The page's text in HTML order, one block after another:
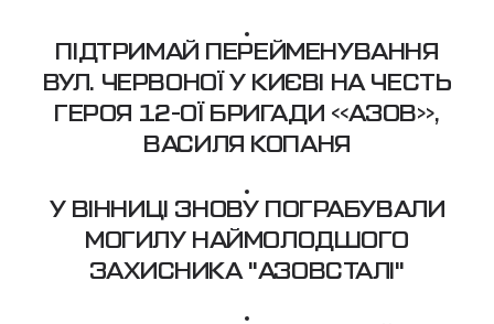
ПІДТРИМАЙ ПЕРЕЙМЕНУВАННЯ
ВУЛ. ЧЕРВОНОЇ У КИЄВІ НА ЧЕСТЬ
ГЕРОЯ 12-ОЇ БРИГАДИ «АЗОВ»,
ВАСИЛЯ КОПАНЯ
У ВІННИЦІ ЗНОВУ ПОГРАБУВАЛИ
МОГИЛУ НАЙМОЛОДШОГО
ЗАХИСНИКА "АЗОВСТАЛІ"